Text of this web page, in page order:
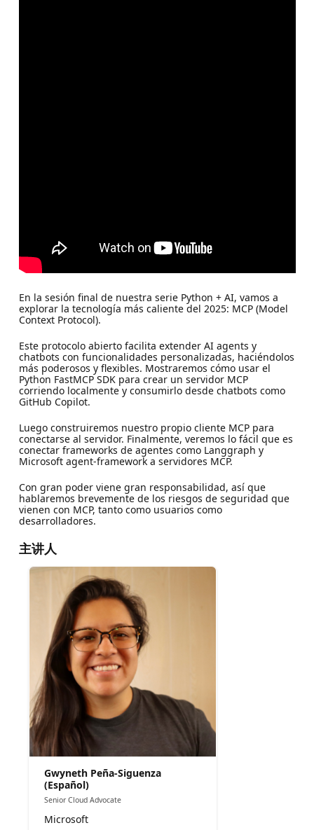
En la sesión final de nuestra serie Python + AI, vamos a
explorar la tecnología más caliente del 2025: MCP (Model
Context Protocol).
Este protocolo abierto facilita extender AI agents y
chatbots con funcionalidades personalizadas, haciéndolos
más poderosos y flexibles. Mostraremos cómo usar el
Python FastMCP SDK para crear un servidor MCP
corriendo localmente y consumirlo desde chatbots como
GitHub Copilot.
Luego construiremos nuestro propio cliente MCP para
conectarse al servidor. Finalmente, veremos lo fácil que es
conectar frameworks de agentes como Langgraph y
Microsoft agent-framework a servidores MCP.
Con gran poder viene gran responsabilidad, así que
hablaremos brevemente de los riesgos de seguridad que
vienen con MCP, tanto como usuarios como
desarrolladores.
主讲人
Gwyneth Peña-Siguenza
(Español)
Senior Cloud Advocate
Microsoft